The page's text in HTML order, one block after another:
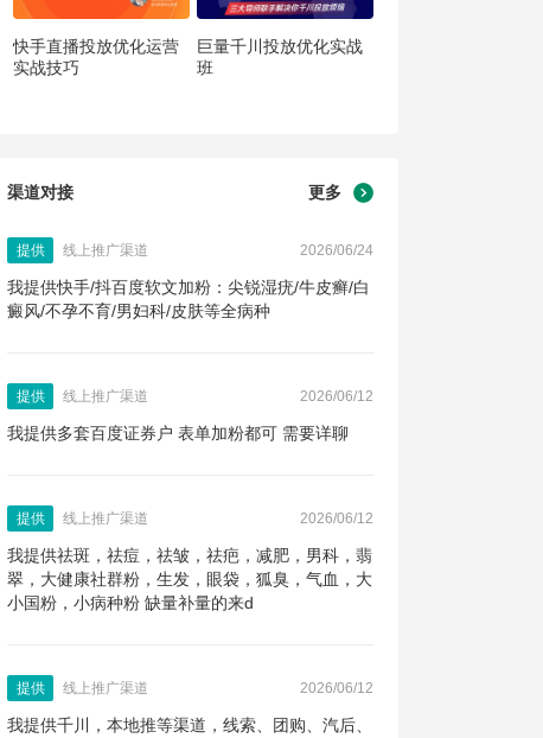
快手直播投放优化运营
实战技巧
巨量千川投放优化实战
班
渠道对接 更多
提供 线上推广渠道 2026/06/24
我提供快手/抖百度软文加粉：尖锐湿疣/牛皮癣/白
癜风/不孕不育/男妇科/皮肤等全病种
提供 线上推广渠道 2026/06/12
我提供多套百度证券户 表单加粉都可 需要详聊
提供 线上推广渠道 2026/06/12
我提供祛斑，祛痘，祛皱，祛疤，减肥，男科，翡
翠，大健康社群粉，生发，眼袋，狐臭，气血，大
小国粉，小病种粉 缺量补量的来d
提供 线上推广渠道 2026/06/12
我提供千川，本地推等渠道，线索、团购、汽后、